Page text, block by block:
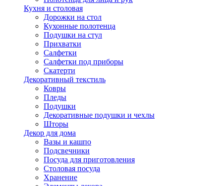
Кухня и столовая
Дорожки на стол
Кухонные полотенца
Подушки на стул
Прихватки
Салфетки
Салфетки под приборы
Скатерти
Декоративный текстиль
Ковры
Пледы
Подушки
Декоративные подушки и чехлы
Шторы
Декор для дома
Вазы и кашпо
Подсвечники
Посуда для приготовления
Столовая посуда
Хранение